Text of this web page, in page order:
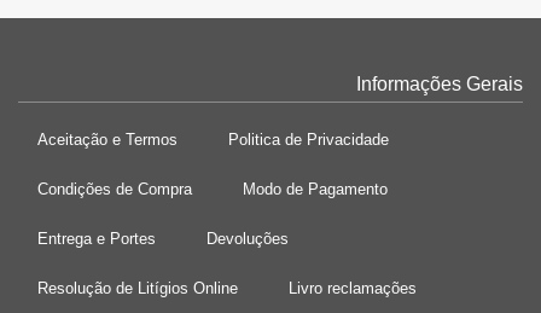
Informações Gerais
Aceitação e Termos Politica de Privacidade
Condições de Compra Modo de Pagamento
Entrega e Portes Devoluções
Resolução de Litígios Online Livro reclamações